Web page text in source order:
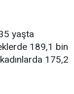
yaşta
189,1 bin
175,2